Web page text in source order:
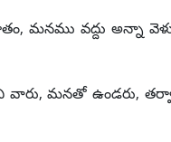
మనము వద్దు అన్నా
కాని వారు, మనతో ఉండరు,